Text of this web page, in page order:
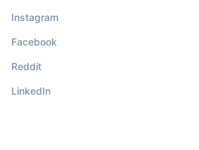
Instagram
Facebook
Reddit
LinkedIn